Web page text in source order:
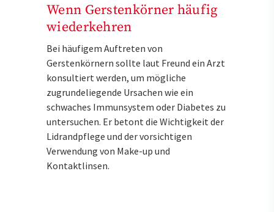
Wenn Gerstenkörner häufig
wiederkehren
Bei häufigem Auftreten von
Gerstenkörnern sollte laut Freund ein Arzt
konsultiert werden, um mögliche
zugrundeliegende Ursachen wie ein
schwaches Immunsystem oder Diabetes zu
untersuchen. Er betont die Wichtigkeit der
Lidrandpflege und der vorsichtigen
Verwendung von Make-up und
Kontaktlinsen.